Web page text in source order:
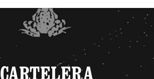
CARTELERA